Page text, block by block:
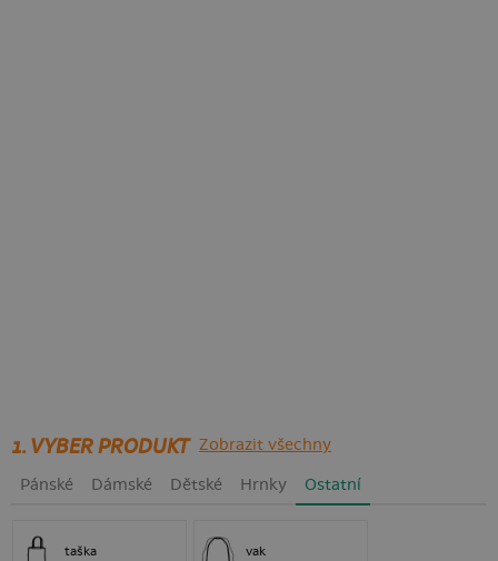
1. VYBER PRODUKT Zobrazit všechny
Pánské Dámské Dětské Hrnky Ostatní
taška vak